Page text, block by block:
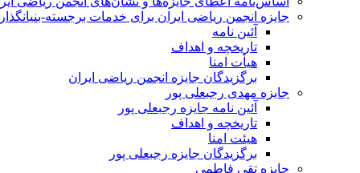
جایزه انجمن ریاضی ایران برای خدمات برجسته-
آئین نامه
تاریخچه و اهداف
هیأت امنا
برگزیدگان جایزه انجمن ریاضی ایران
جایزه مهدی رجبعلی پور
آئین نامه جایزه رجبعلی پور
تاریخچه و اهداف
هیئت امنا
برگزیدگان جایزه رجبعلی پور
جایزه تقی فاطمی